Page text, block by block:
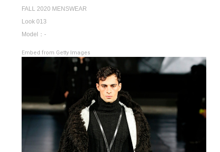
FALL 2020 MENSWEAR
Look 013
Model：-
Embed from Getty Images